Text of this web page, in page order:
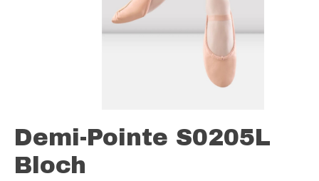
Demi-Pointe S0205L
Bloch